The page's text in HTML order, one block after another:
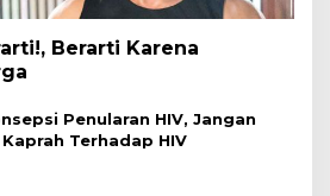
Berarti Karena
Penularan HIV, Jangan
Kaprah Terhadap HIV